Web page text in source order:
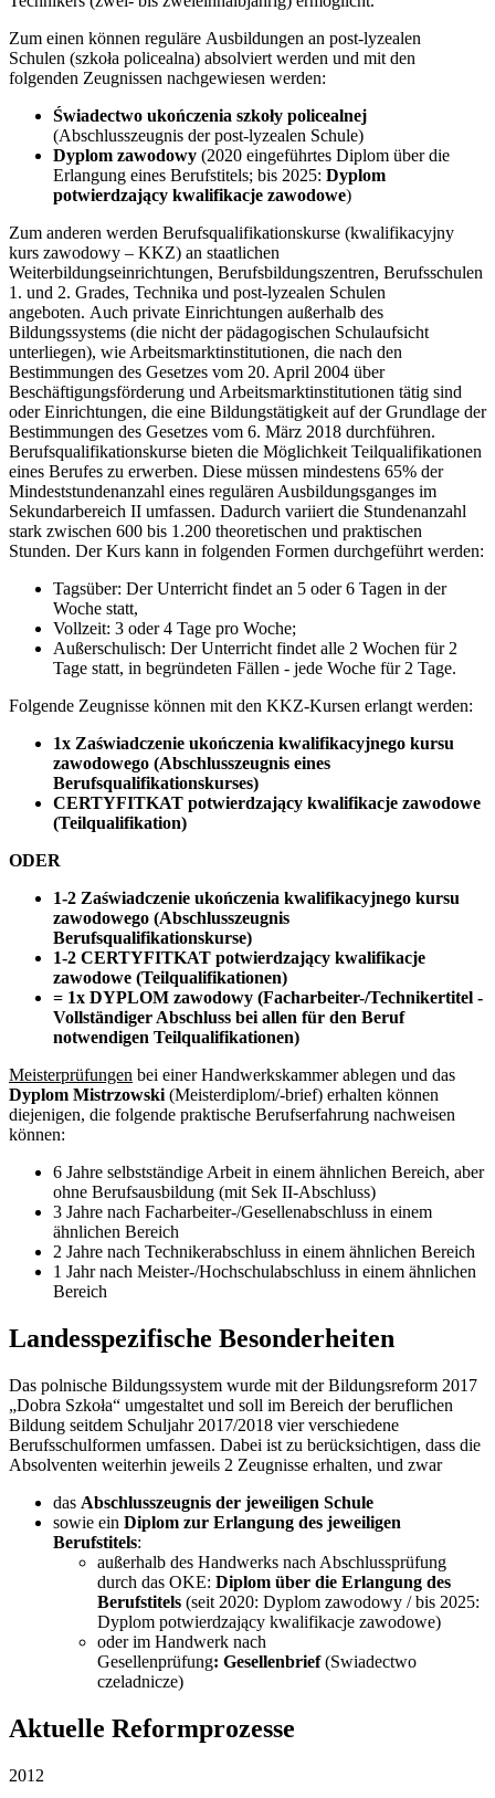
Zum einen können reguläre Ausbildungen an post-lyzealen
Schulen (szkoła policealna) absolviert werden und mit den
folgenden Zeugnissen nachgewiesen werden:
Świadectwo ukończenia szkoły policealnej
(Abschlusszeugnis der post-lyzealen Schule)
Dyplom zawodowy (2020 eingeführtes Diplom über die
Erlangung eines Berufstitels; bis 2025: Dyplom
potwierdzający kwalifikacje zawodowe)
Zum anderen werden Berufsqualifikationskurse (kwalifikacyjny
kurs zawodowy – KKZ) an staatlichen
Weiterbildungseinrichtungen, Berufsbildungszentren, Berufsschulen
1. und 2. Grades, Technika und post-lyzealen Schulen
angeboten. Auch private Einrichtungen außerhalb des
Bildungssystems (die nicht der pädagogischen Schulaufsicht
unterliegen), wie Arbeitsmarktinstitutionen, die nach den
Bestimmungen des Gesetzes vom 20. April 2004 über
Beschäftigungsförderung und Arbeitsmarktinstitutionen tätig sind
oder Einrichtungen, die eine Bildungstätigkeit auf der Grundlage der
Bestimmungen des Gesetzes vom 6. März 2018 durchführen.
Berufsqualifikationskurse bieten die Möglichkeit Teilqualifikationen
eines Berufes zu erwerben. Diese müssen mindestens 65% der
Mindeststundenanzahl eines regulären Ausbildungsganges im
Sekundarbereich II umfassen. Dadurch variiert die Stundenanzahl
stark zwischen 600 bis 1.200 theoretischen und praktischen
Stunden. Der Kurs kann in folgenden Formen durchgeführt werden:
Tagsüber: Der Unterricht findet an 5 oder 6 Tagen in der
Woche statt,
Vollzeit: 3 oder 4 Tage pro Woche;
Außerschulisch: Der Unterricht findet alle 2 Wochen für 2
Tage statt, in begründeten Fällen - jede Woche für 2 Tage.
Folgende Zeugnisse können mit den KKZ-Kursen erlangt werden:
1x Zaświadczenie ukończenia kwalifikacyjnego kursu
zawodowego (Abschlusszeugnis eines
Berufsqualifikationskurses)
CERTYFITKAT potwierdzający kwalifikacje zawodowe
(Teilqualifikation)
ODER
1-2 Zaświadczenie ukończenia kwalifikacyjnego kursu
zawodowego (Abschlusszeugnis
Berufsqualifikationskurse)
1-2 CERTYFITKAT potwierdzający kwalifikacje
zawodowe (Teilqualifikationen)
= 1x DYPLOM zawodowy (Facharbeiter-/Technikertitel -
Vollständiger Abschluss bei allen für den Beruf
notwendigen Teilqualifikationen)
Meisterprüfungen bei einer Handwerkskammer ablegen und das
Dyplom Mistrzowski (Meisterdiplom/-brief) erhalten können
diejenigen, die folgende praktische Berufserfahrung nachweisen
können:
6 Jahre selbstständige Arbeit in einem ähnlichen Bereich, aber
ohne Berufsausbildung (mit Sek II-Abschluss)
3 Jahre nach Facharbeiter-/Gesellenabschluss in einem
ähnlichen Bereich
2 Jahre nach Technikerabschluss in einem ähnlichen Bereich
1 Jahr nach Meister-/Hochschulabschluss in einem ähnlichen
Bereich
Landesspezifische Besonderheiten
Das polnische Bildungssystem wurde mit der Bildungsreform 2017
„Dobra Szkoła“ umgestaltet und soll im Bereich der beruflichen
Bildung seitdem Schuljahr 2017/2018 vier verschiedene
Berufsschulformen umfassen. Dabei ist zu berücksichtigen, dass die
Absolventen weiterhin jeweils 2 Zeugnisse erhalten, und zwar
das Abschlusszeugnis der jeweiligen Schule
sowie ein Diplom zur Erlangung des jeweiligen
Berufstitels:
außerhalb des Handwerks nach Abschlussprüfung
durch das OKE: Diplom über die Erlangung des
Berufstitels (seit 2020: Dyplom zawodowy / bis 2025:
Dyplom potwierdzający kwalifikacje zawodowe)
oder im Handwerk nach
Gesellenprüfung: Gesellenbrief(Swiadectwo
czeladnicze)
Aktuelle Reformprozesse
2012